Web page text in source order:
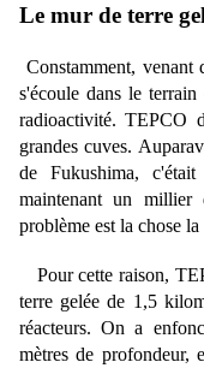
Le mur de terre
Constamment,
s'écoule dans le
radioactivité. TEPCO
grandes cuves.
de Fukushima,
maintenant un millier
problème est la chose
Pour cette raison,
terre gelée de 1,5
réacteurs. On a
mètres de profondeur,